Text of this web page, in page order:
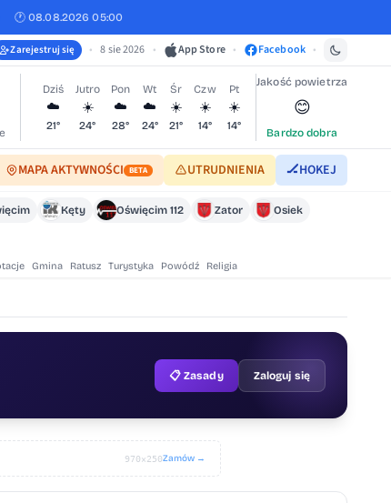
🕐 08.08.2026 05:00
Zarejestruj się • 8 sie 2026 • App Store • Facebook •
Dziś
☁️
21°
Jutro
☀️
24°
Pon
☁️
28°
Wt
☁️
24°
Śr
☀️
21°
Czw
☀️
14°
Pt
☀️
14°
Jakość powietrza
😊
Bardzo dobra
MAPA AKTYWNOŚCI BETA UTRUDNIENIA 🏒HOKEJ
Kęty Oświęcim 112 Zator
Osiek
Gmina Ratusz Turystyka Powódź Religia
📋 Zasady Zaloguj się
970×250Zamów →